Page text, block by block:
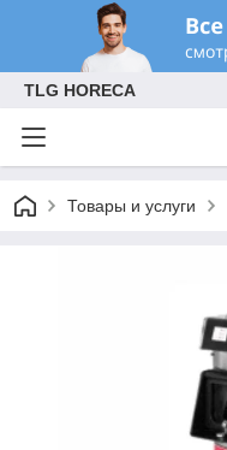
TLG HORECA
Товары и услуги